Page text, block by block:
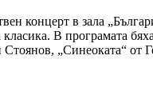
концерт в зала
В програмата
„Синеоката“ от